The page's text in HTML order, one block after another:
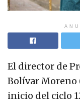
El director de
Bolívar Moreno
inicio del ciclo